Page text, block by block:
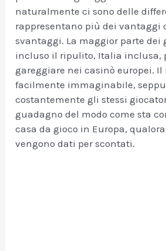
naturalmente ci sono delle
rappresentano più dei vantaggi
svantaggi. La maggior parte dei
incluso il ripulito, Italia inclusa,
gareggiare nei casinò europei. Il
facilmente immaginabile,
costantemente gli stessi
guadagno del modo come sta
casa da gioco in Europa,
vengono dati per scontati.